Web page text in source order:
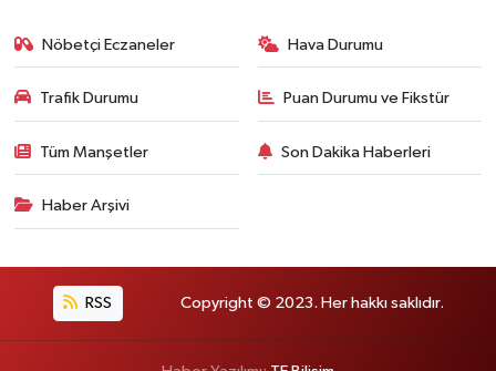
Nöbetçi Eczaneler Hava Durumu
Trafik Durumu Puan Durumu ve Fikstür
Tüm Manşetler Son Dakika Haberleri
Haber Arşivi
RSS Copyright © 2023. Her hakkı saklıdır.